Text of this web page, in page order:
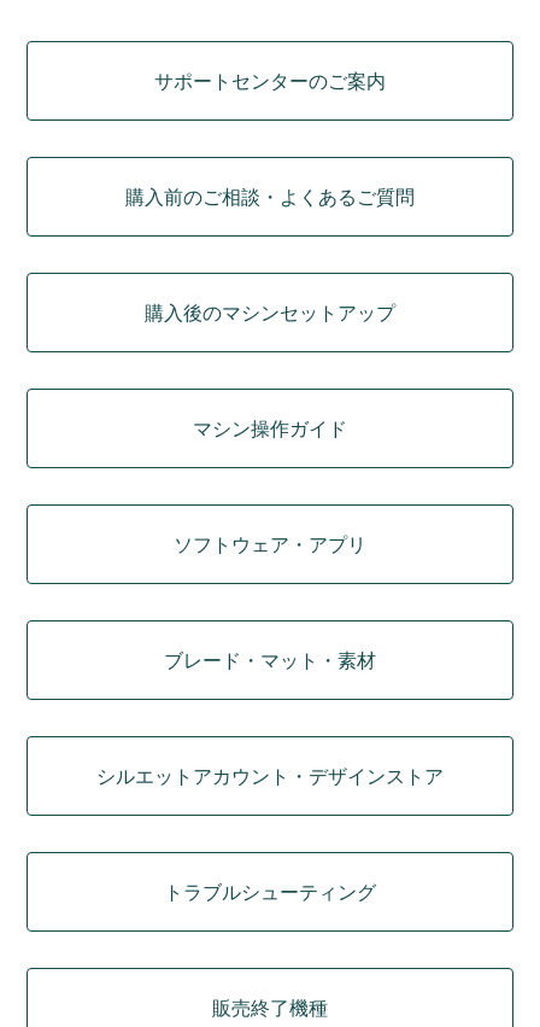
サポートセンターのご案内
購入前のご相談・よくあるご質問
購入後のマシンセットアップ
マシン操作ガイド
ソフトウェア・アプリ
ブレード・マット・素材
シルエットアカウント・デザインストア
トラブルシューティング
販売終了機種